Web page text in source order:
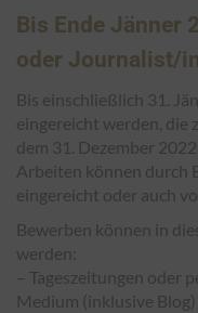
Bis Ende Jänner
oder Journalist/
Bis einschließlich 31.
eingereicht werden, die
dem 31. Dezember
Arbeiten können durch
eingereicht oder auch
Bewerben können in
werden:
– Tageszeitungen oder
Medium (inklusive Blog)